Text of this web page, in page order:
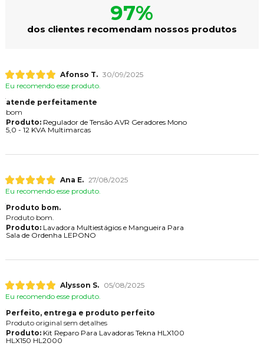
97%
dos clientes recomendam nossos produtos
Afonso T. 30/09/2025
Eu recomendo esse produto.
atende perfeitamente
bom
Produto:Regulador de Tensão AVR Geradores Mono
5,0 - 12 KVA Multimarcas
Ana E. 27/08/2025
Eu recomendo esse produto.
Produto bom.
Produto bom.
Produto:Lavadora Multiestágios e Mangueira Para
Sala de Ordenha LEPONO
Alysson S.
05/08/2025
Eu recomendo esse produto.
Perfeito, entrega e produto perfeito
Produto original sem detalhes
Produto:Kit Reparo Para Lavadoras Tekna HLX100
HLX150 HL2000